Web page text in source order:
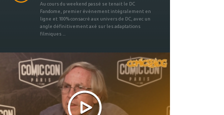
Au cours du weekend passé se tenait le DC
Fandome, premier évènement intégralement en
ligne et 100% consacré aux univers de DC, avec un
angle définitivement axé sur les adaptations
filmiques ...